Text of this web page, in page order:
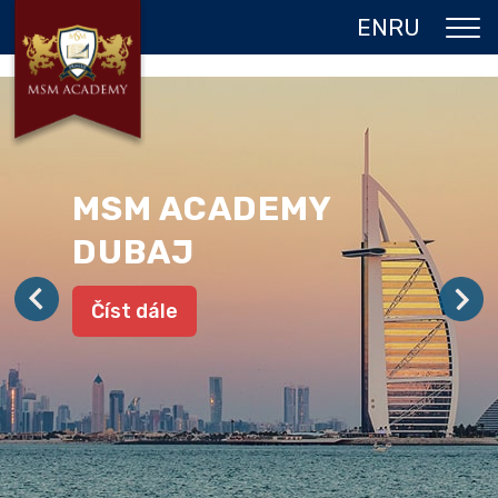
ENRU
O NÁS
DVOJITÝ DIPLOM
GALERIE
REFERENCE
KONTAKT
MSM ACADEMY
DUBAJ
Číst dále